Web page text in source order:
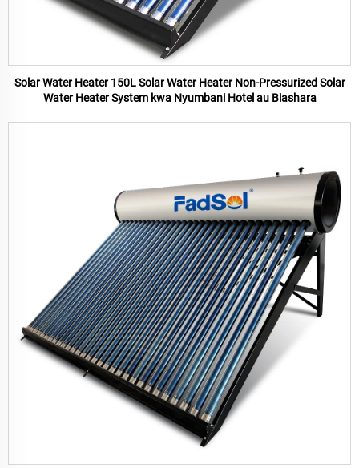
Solar Water Heater 150L Solar Water Heater Non-Pressurized Solar
Water Heater System kwa Nyumbani Hotel au Biashara